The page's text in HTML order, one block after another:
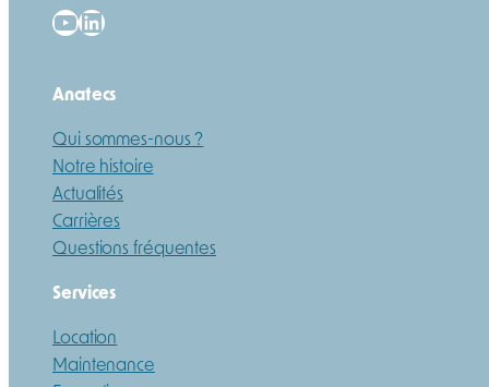
YouTube
LinkedIn
Anatecs
Qui sommes-nous ?
Notre histoire
Actualités
Carrières
Questions fréquentes
Services
Location
Maintenance